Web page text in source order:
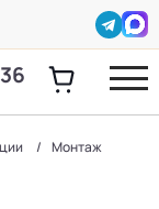
Монтаж